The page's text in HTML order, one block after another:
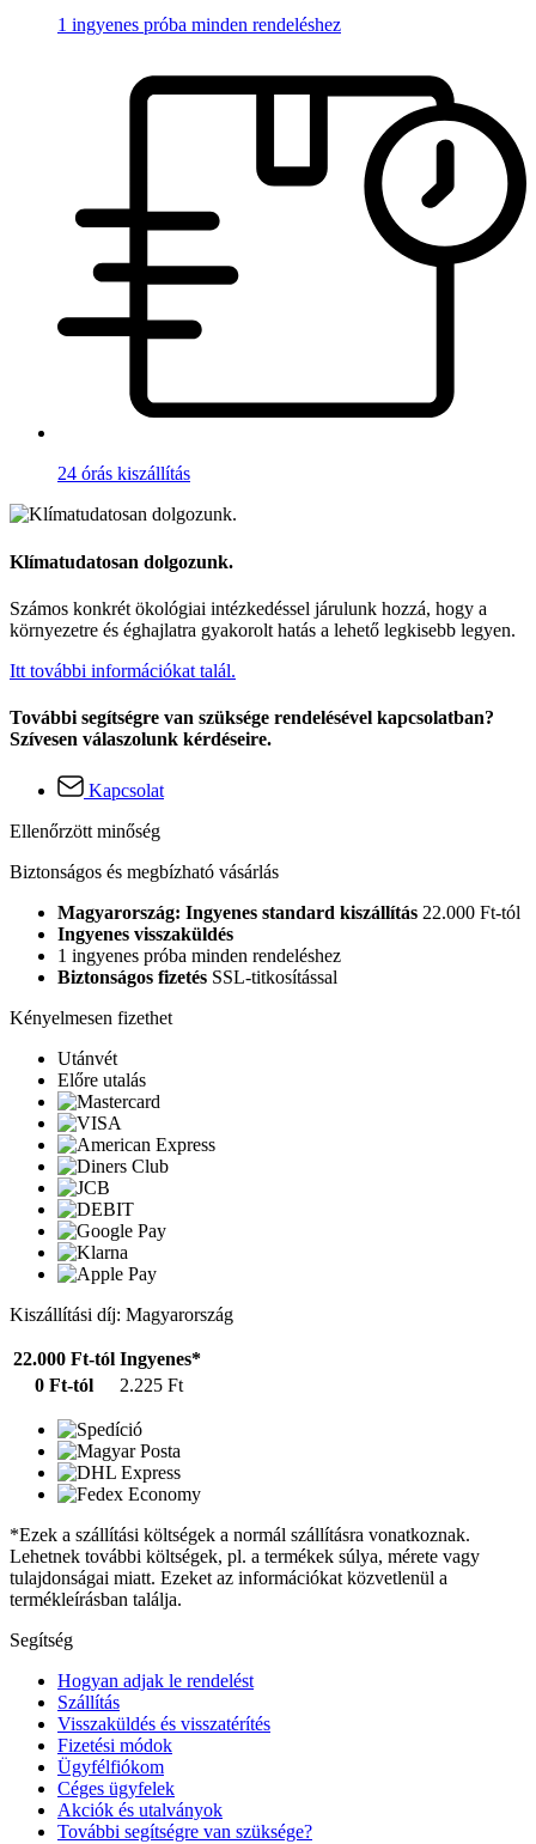
1 ingyenes próba minden rendeléshez
24 órás kiszállítás
Klímatudatosan dolgozunk.
Számos konkrét ökológiai intézkedéssel járulunk hozzá, hogy a
környezetre és éghajlatra gyakorolt hatás a lehető legkisebb legyen.
Itt további információkat talál.
További segítségre van szüksége rendelésével kapcsolatban?
Szívesen válaszolunk kérdéseire.
Kapcsolat
Ellenőrzött minőség
Biztonságos és megbízható vásárlás
Magyarország: Ingyenes standard kiszállítás 22.000 Ft-tól
Ingyenes visszaküldés
1 ingyenes próba minden rendeléshez
Biztonságos fizetés SSL-titkosítással
Kényelmesen fizethet
Utánvét
Előre utalás
Kiszállítási díj: Magyarország
22.000 Ft-tól Ingyenes*
0 Ft-tól
2.225 Ft
*Ezek a szállítási költségek a normál szállításra vonatkoznak.
Lehetnek további költségek, pl. a termékek súlya, mérete vagy
tulajdonságai miatt. Ezeket az információkat közvetlenül a
termékleírásban találja.
Segítség
Hogyan adjak le rendelést
Szállítás
Visszaküldés és visszatérítés
Fizetési módok
Ügyfélfiókom
Céges ügyfelek
Akciók és utalványok
További segítségre van szüksége?